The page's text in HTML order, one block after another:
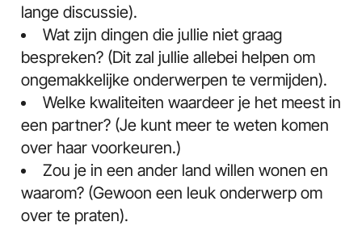
lange discussie).
Wat zijn dingen die jullie niet graag
bespreken? (Dit zal jullie allebei helpen om
ongemakkelijke onderwerpen te vermijden).
Welke kwaliteiten waardeer je het meest in
een partner? (Je kunt meer te weten komen
over haar voorkeuren.)
Zou je in een ander land willen wonen en
waarom? (Gewoon een leuk onderwerp om
over te praten).